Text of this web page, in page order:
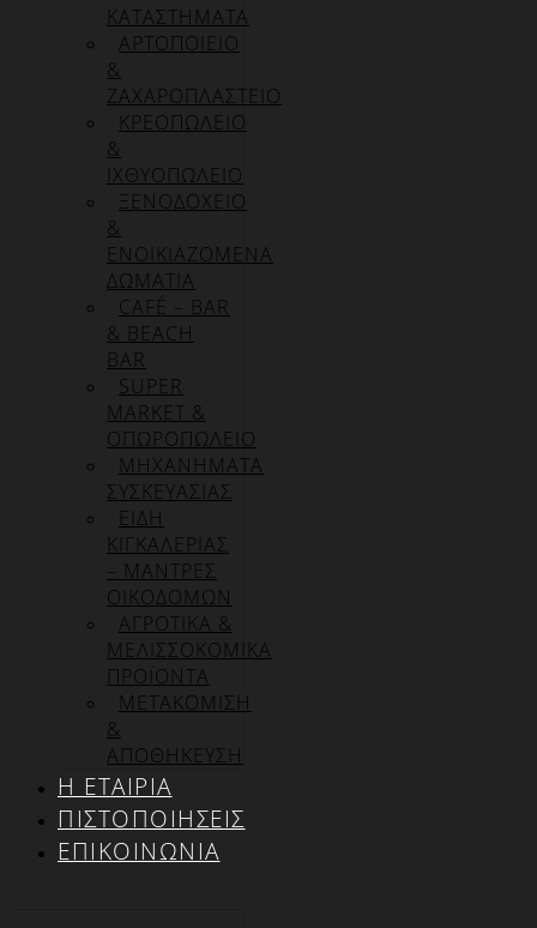
ΚΑΤΑΣΤΗΜΑΤΑ
ΑΡΤΟΠΟΙΕΙΟ
&
ΖΑΧΑΡΟΠΛΑΣΤΕΙΟ
ΚΡΕΟΠΩΛΕΙΟ
&
ΙΧΘΥΟΠΩΛΕΙΟ
ΞΕΝΟΔΟΧΕΙΟ
&
ΕΝΟΙΚΙΑΖΟΜΕΝΑ
ΔΩΜΑΤΙΑ
CAFÉ – BAR
& BEACH
BAR
SUPER
MARKET &
ΟΠΩΡΟΠΩΛΕΙΟ
ΜΗΧΑΝΗΜΑΤΑ
ΣΥΣΚΕΥΑΣΙΑΣ
ΕΙΔΗ
ΚΙΓΚΑΛΕΡΙΑΣ
– ΜΑΝΤΡΕΣ
ΟΙΚΟΔΟΜΩΝ
ΑΓΡΟΤΙΚΑ &
ΜΕΛΙΣΣΟΚΟΜΙΚΑ
ΠΡΟΪΟΝΤΑ
ΜΕΤΑΚΟΜΙΣΗ
&
ΑΠΟΘΗΚΕΥΣΗ
Η ΕΤΑΙΡΊΑ
ΠΙΣΤΟΠΟΙΉΣΕΙΣ
ΕΠΙΚΟΙΝΩΝΊΑ